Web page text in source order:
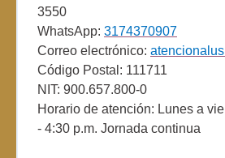
3550
WhatsApp: 3174370907
Correo electrónico:
Código Postal: 111711
NIT: 900.657.800-0
Horario de atención: Lunes a
- 4:30 p.m. Jornada continua